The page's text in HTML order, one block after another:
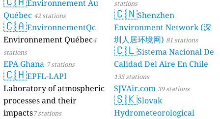
Environnement Au
Québec 42 stations
🇨🇦EnvironnementQc
Environnement Québec4
stations
EPA Ghana 7 stations
🇨🇭EPFL-LAPI
Laboratory of atmospheric
processes and their
impacts7 stations
stations
🇨🇳Shenzhen
Environment Network (深
圳人居环境网) 81 stations
🇨🇱Sistema Nacional De
Calidad Del Aire En Chile
135 stations
SJVAir.com 39 stations
🇸🇰Slovak
Hydrometeorological